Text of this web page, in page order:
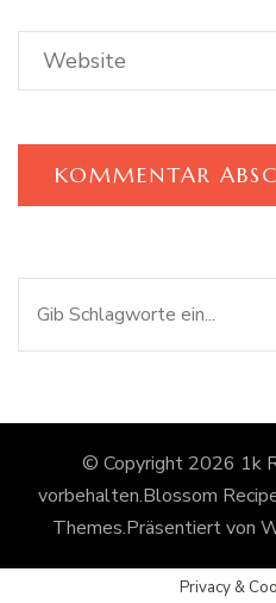
© Copyright 2026 1k
vorbehalten.Blossom
Themes.Präsentiert von
Privacy &